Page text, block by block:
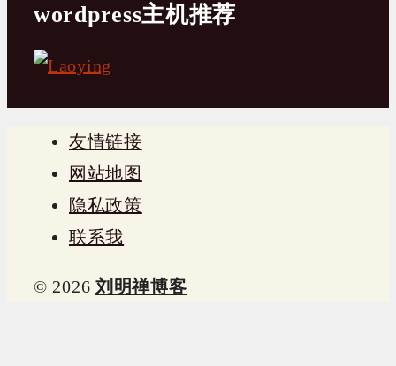
wordpress主机推荐
友情链接
网站地图
隐私政策
联系我
© 2026 刘明禅博客